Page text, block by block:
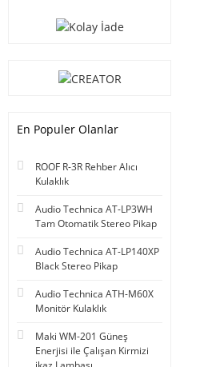
En Populer Olanlar
ROOF R-3R Rehber Alıcı
Kulaklık
Audio Technica AT-LP3WH
Tam Otomatik Stereo Pikap
Audio Technica AT-LP140XP
Black Stereo Pikap
Audio Technica ATH-M60X
Monitör Kulaklık
Maki WM-201 Güneş
Enerjisi ile Çalışan Kirmizi